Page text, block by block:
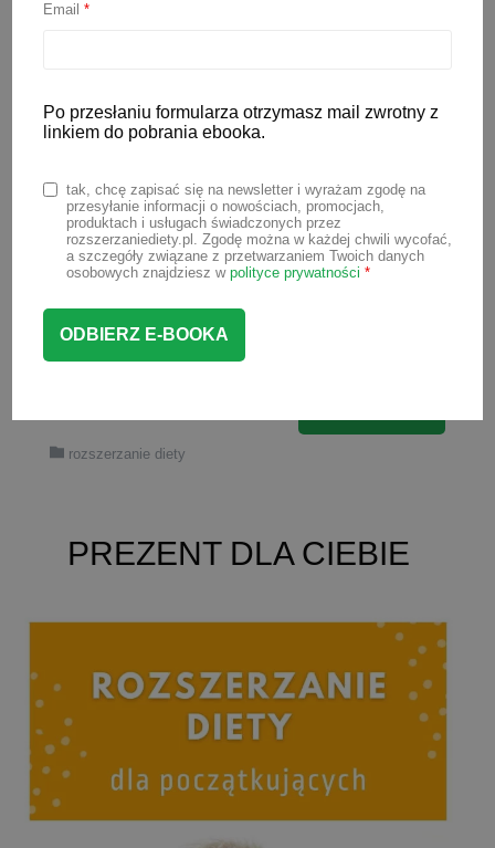
mleko modyfikowane na inne, czy są na
to jakieś specjalne sposoby, czy
mleko. Pytania te zazwyczaj padają w
dwóch sytuacjach. Pierwsza z nich, to
zmiana mleka modyfikowanego ze
aktualnego mleka. Druga to osiągnięcie
przez maluszka wieku, w […]
rozszerzanie diety
PREZENT DLA CIEBIE
Email*
Po przesłaniu formularza otrzymasz mail zwrotny z
linkiem do pobrania ebooka.
tak, chcę zapisać się na newsletter i wyrażam zgodę na
przesyłanie informacji o nowościach, promocjach,
produktach i usługach świadczonych przez
rozszerzaniediety.pl. Zgodę można w każdej chwili wycofać,
a szczegóły związane z przetwarzaniem Twoich danych
osobowych znajdziesz w polityce prywatności *